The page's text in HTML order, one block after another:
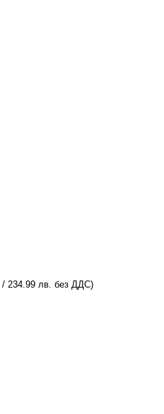
/ 234.99 лв. без ДДС)